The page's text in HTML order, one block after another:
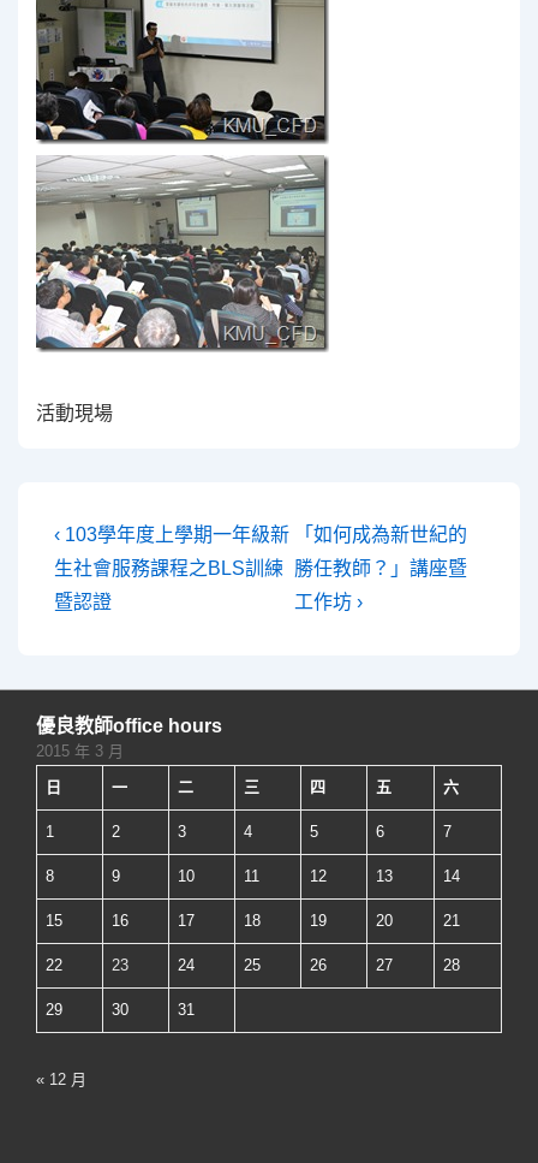
活動現場
文
章
導
Previous
Post
is
‹ 103學年度上學期一年級新
生社會服務課程之BLS訓練
暨認證
Next
Post
is
「如何成為新世紀的
勝任教師？」講座暨
工作坊 ›
優良教師office hours
2015 年 3 月
日
一 二 三 四 五 六
1 2 3 4 5 6 7
8 9 10 11 12 13 14
15 16 17 18 19 20 21
22 23 24 25 26 27 28
29 30 31
« 12 月